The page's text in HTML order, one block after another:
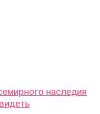
наследия